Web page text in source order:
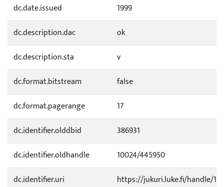
dc.date.issued
1999
dc.description.dac
ok
dc.description.sta
v
dc.format.bitstream
false
dc.format.pagerange
17
dc.identifier.olddbid
386931
dc.identifier.oldhandle
10024/445950
dc.identifier.uri
https://jukuri.luke.fi/handle/